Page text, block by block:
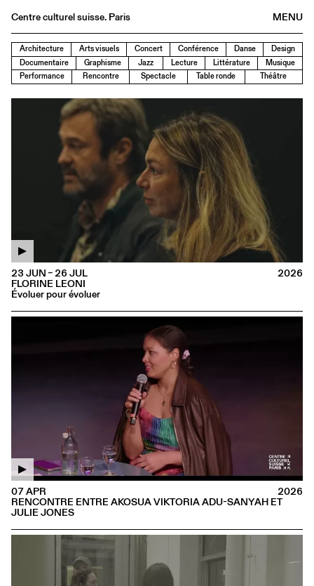
MENU
Centre culturel suisse. Paris
Agenda
Bookshop
Publications
Architecture Arts visuels Concert Conférence Danse
Design
Documentaire
Graphisme Jazz Lecture Littérature
Musique
Performance
Rencontre Spectacle Table ronde Théâtre
FLORINE LEONI
Évoluer pour évoluer
23 JUN – 26 JUL 2026
RENCONTRE ENTRE AKOSUA VIKTORIA ADU-SANYAH ET
JULIE JONES
07 APR 2026